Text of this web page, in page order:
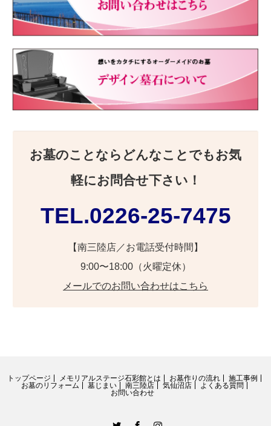
お墓のことならどんなことでもお気
軽にお問合せ下さい！
TEL.0226-25-7475
【南三陸店／お電話受付時間】
9:00〜18:00（火曜定休）
メールでのお問い合わせはこちら
トップページ メモリアルステージ石彩館とは お墓作りの流れ
施工事例
お墓のリフォーム
墓じまい 南三陸店 気仙沼店
よくある質問
お問い合わせ